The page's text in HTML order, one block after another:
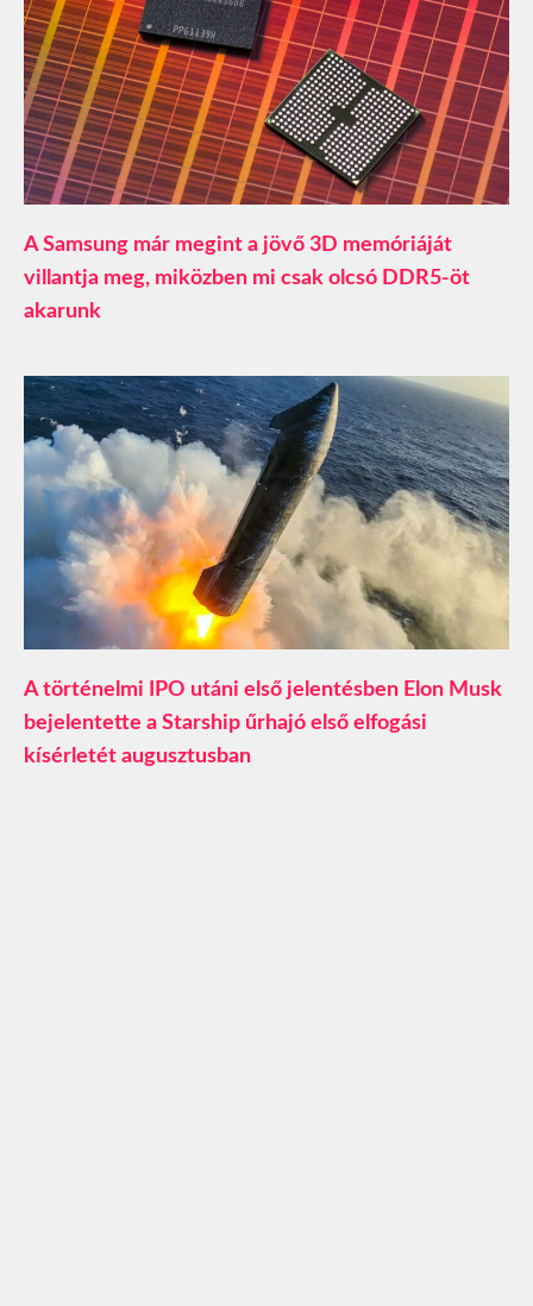
A Samsung már megint a jövő 3D memóriáját
villantja meg, miközben mi csak olcsó DDR5-öt
akarunk
A történelmi IPO utáni első jelentésben Elon Musk
bejelentette a Starship űrhajó első elfogási
kísérletét augusztusban